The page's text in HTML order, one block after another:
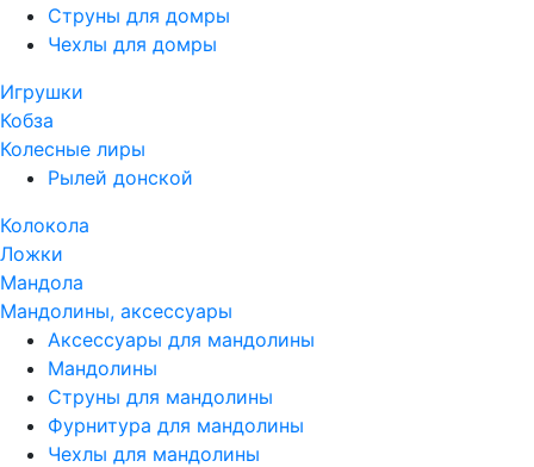
Струны для домры
Чехлы для домры
Игрушки
Кобза
Колесные лиры
Рылей донской
Колокола
Ложки
Мандола
Мандолины, аксессуары
Аксессуары для мандолины
Мандолины
Струны для мандолины
Фурнитура для мандолины
Чехлы для мандолины